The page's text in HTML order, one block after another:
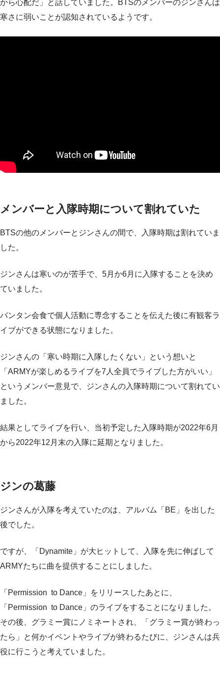
から心配だ」と話していました。BTSのメンバーのジンさんは
寒さに弱いことが認知されているようです。
メンバーと入隊時期について割れていた
BTSの他のメンバーとジンさんの間で、入隊時期は割れていま
した。
ジンさんは寒いのが苦手で、5月か6月に入隊することを決め
ていました。
バンタン会食で個人活動に専念することを伝えた後に有観客ラ
イブができる状態になりました。
ジンさんの「寒い時期に入隊したくない」という想いと
「ARMYが楽しめるライブを7人全員でライブした方がいい」
というメンバー意見で、ジンさんの入隊時期について割れてい
ました。
結果としてライブを行い、当初予定した入隊時期が2022年6月
から2022年12月末の入隊に延期となりました。
ジンの葛藤
ジンさんが入隊を考えていたのは、アルバム「BE」を出した
後でした。
ですが、「Dynamite」が大ヒットして、入隊を先に伸ばして
ARMYたちに曲を提供することにしました。
「Permission to Dance」をリリースしたあとに、
「Permission to Dance」のライブをすることになりました。
その後、グラミー賞にノミネートされ、「グラミー賞が終わっ
たら」と何かイベントやライブが終わるたびに、ジンさんは兵
役に行こうと考えていました。